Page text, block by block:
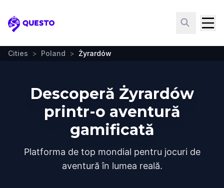
Questo
Cities > Poland > Żyrardów
Descoperă Żyrardów
printr-o aventură
gamificată
Platforma de top mondial pentru jocuri de
aventură în lumea reală.